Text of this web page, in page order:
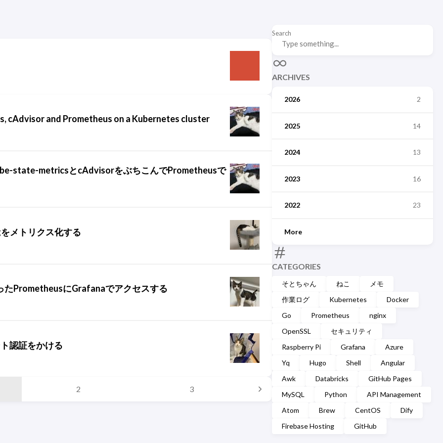
Search
ARCHIVES
2026 2
2025 14
2024 13
2023 16
2022 23
More
CATEGORIES
そとちゃん ねこ
メモ
作業ログ
Kubernetes
Docker
Go
Prometheus
nginx
OpenSSL
セキュリティ
Raspberry Pi
Grafana
Azure
Yq
Hugo Shell
Angular
Awk
Databricks
GitHub Pages
MySQL
Python
API Management
Atom
Brew CentOS
Dify
Firebase Hosting
GitHub
cAdvisor and Prometheus on a Kubernetes cluster
state-metricsとcAdvisorをぶちこんでPrometheusで
メトリクス化する
たPrometheusにGrafanaでアクセスする
認証をかける
2 3